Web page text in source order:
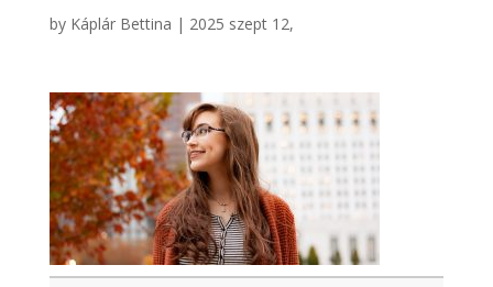
by Káplár Bettina | 2025 szept 12,